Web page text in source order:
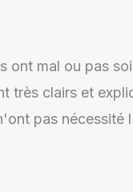
ont mal ou pas
très clairs et
pas